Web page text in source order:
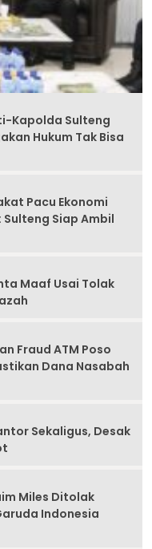
Kapolda Sulteng
Hukum Tak Bisa
Pacu Ekonomi
Siap Ambil
Maaf Usai Tolak
Fraud ATM Poso
Dana Nasabah
Sekaligus, Desak
Miles Ditolak
Indonesia